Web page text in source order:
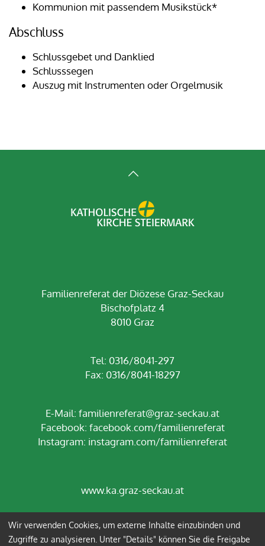
Kommunion mit passendem Musikstück*
Abschluss
Schlussgebet und Danklied
Schlusssegen
Auszug mit Instrumenten oder Orgelmusik
Familienreferat der Diözese Graz-Seckau
Bischofplatz 4
8010 Graz
Tel: 0316/8041-297
Fax: 0316/8041-18297
E-Mail: familienreferat@graz-seckau.at
Facebook: facebook.com/familienreferat
Instagram: instagram.com/familienreferat
www.ka.graz-seckau.at
Impressum Datenschutz
Wir verwenden Cookies, um externe Inhalte einzubinden und
Zugriffe zu analysieren. Unter "Details" können Sie die Freigabe